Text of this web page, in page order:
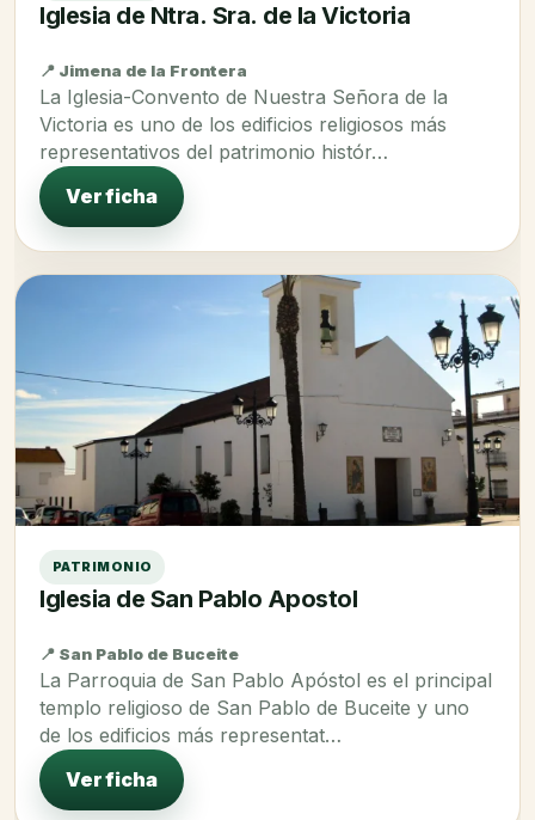
Iglesia de Ntra. Sra. de la Victoria
📍 Jimena de la Frontera
La Iglesia-Convento de Nuestra Señora de la
Victoria es uno de los edificios religiosos más
representativos del patrimonio histór…
Ver ficha
PATRIMONIO
Iglesia de San Pablo Apostol
📍 San Pablo de Buceite
La Parroquia de San Pablo Apóstol es el principal
templo religioso de San Pablo de Buceite y uno
de los edificios más representat…
Ver ficha